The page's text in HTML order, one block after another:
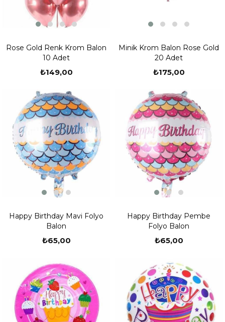
Rose Gold Renk Krom Balon
10 Adet
₺149,00
Minik Krom Balon Rose Gold
20 Adet
₺175,00
Happy Birthday Mavi Folyo
Balon
₺65,00
Happy Birthday Pembe
Folyo Balon
₺65,00